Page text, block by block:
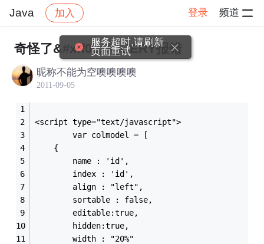
Java 加入 登录 频道
社区 Java 帖子详情
奇怪了&#xff0c;JQUERY报错
昵称不能为空噢噢噢噢
2011-09-05
<script type="text/javascript">
		var colmodel = [
    {
		name : 'id',
		index : 'id',
		align : "left",
		sortable : false,
		editable:true,
		hidden:true,
		width : "20%"
服务超时,请刷新
页面重试